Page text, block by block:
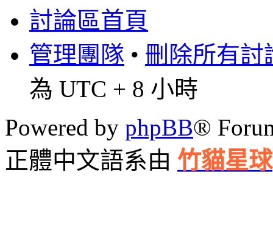
討論區首頁
管理團隊 • 刪除所有討
為 UTC + 8 小時
Powered by phpBB®
正體中文語系由 竹貓星球